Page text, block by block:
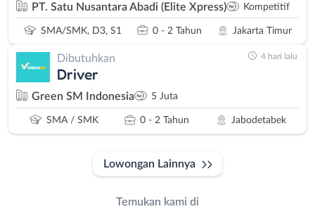
PT. Satu Nusantara Abadi (Elite Xpress) Kompetitif
SMA/SMK, D3, S1 0 - 2 Tahun Jakarta Timur
Dibutuhkan
Driver
Green SM Indonesia 5 Juta
SMA / SMK 0 - 2 Tahun Jabodetabek
4 hari lalu
Lowongan Lainnya
Temukan kami di